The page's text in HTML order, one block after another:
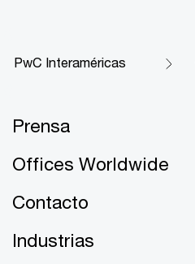
PwC Interaméricas
Prensa
Offices Worldwide
Contacto
Industrias